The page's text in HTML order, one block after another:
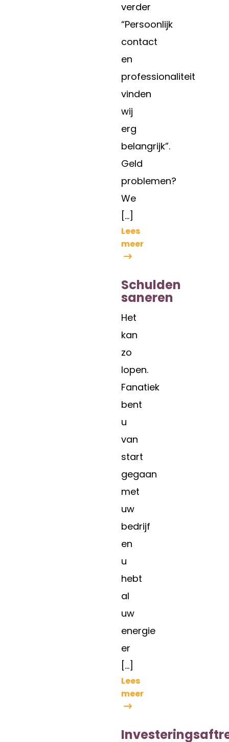
verder
“Persoonlijk
contact
en
professionaliteit
vinden
wij
erg
belangrijk”.
Geld
problemen?
We
[…]
Lees
meer
Schulden
saneren
Het
kan
zo
lopen.
Fanatiek
bent
u
van
start
gegaan
met
uw
bedrijf
en
u
hebt
al
uw
energie
er
[…]
Lees
meer